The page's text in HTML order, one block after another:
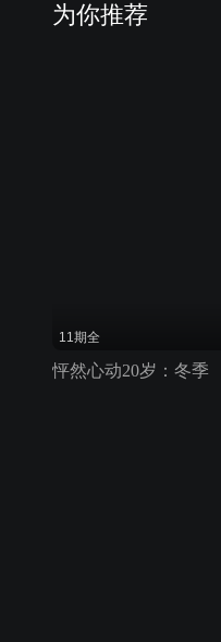
为你推荐
11期全
怦然心动20岁：冬季